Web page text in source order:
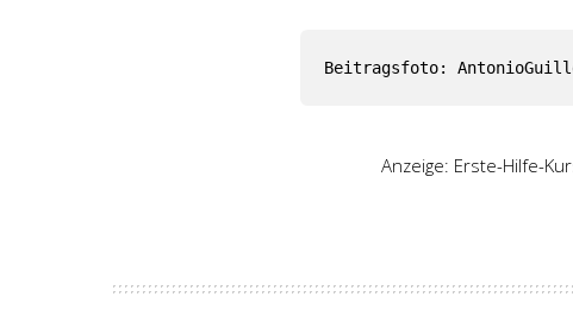
Beitragsfoto:
Anzeige: Erste-Hilfe-